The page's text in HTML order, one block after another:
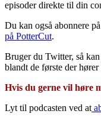
episoder direkte til din
Du kan også abonnere
på PotterCut.
Bruger du Twitter, så
blandt de første der
Hvis du gerne vil høre
Lyt til podcasten ved at